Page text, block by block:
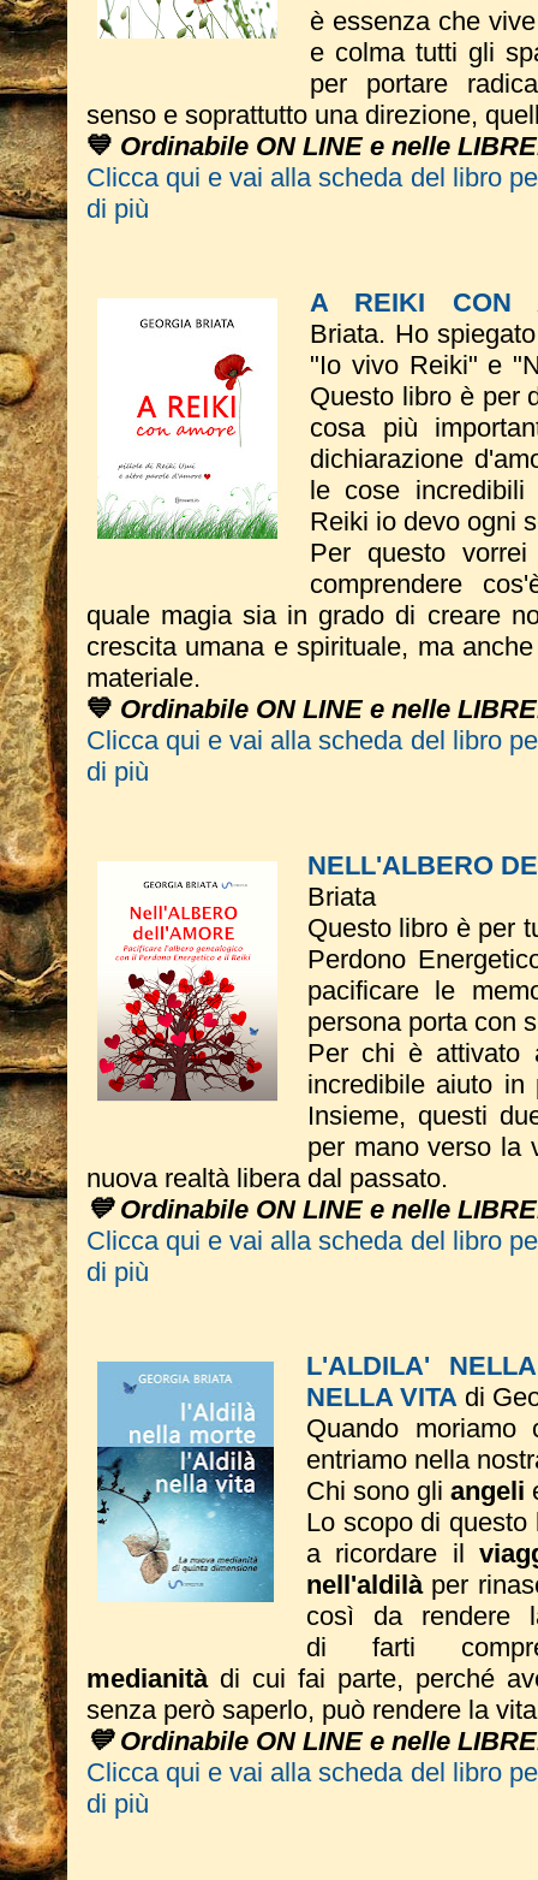
è essenza che
e colma tutti gli
per portare
senso e soprattutto una direzione,
💙 Ordinabile ON LINE e nelle
Clicca qui e vai alla scheda del libro
di più
A REIKI CON
Briata. Ho
"Io vivo Reiki" e
Questo libro è per
cosa più
dichiarazione
le cose
Reiki io devo ogni
Per questo
comprendere
quale magia sia in grado di creare
crescita umana e spirituale, ma
materiale.
💙 Ordinabile ON LINE e nelle
Clicca qui e vai alla scheda del libro
di più
NELL'ALBERO
Briata
Questo libro è per
Perdono
pacificare le
persona porta con
Per chi è attivato
incredibile aiuto in
Insieme, questi
per mano verso la
nuova realtà libera dal passato.
💙 Ordinabile ON LINE e nelle
Clicca qui e vai alla scheda del libro
di più
L'ALDILA'
NELLA VITA di
Quando moriamo
entriamo nella
Chi sono gli angeli
Lo scopo di
a ricordare il
nell'aldilà per
così da rendere
di farti
medianitàdi cui fai parte, perché
senza però saperlo, può rendere la
💙 Ordinabile ON LINE e nelle
Clicca qui e vai alla scheda del libro
di più